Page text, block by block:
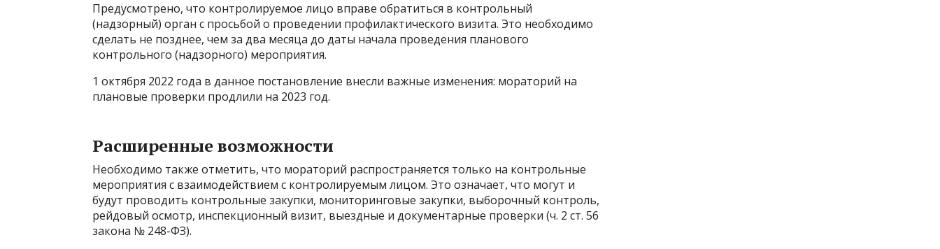
Предусмотрено, что контролируемое лицо вправе обратиться в контрольный
(надзорный) орган с просьбой о проведении профилактического визита. Это необходимо
сделать не позднее, чем за два месяца до даты начала проведения планового
контрольного (надзорного) мероприятия.
1 октября 2022 года в данное постановление внесли важные изменения: мораторий на
плановые проверки продлили на 2023 год.
Расширенные возможности
Необходимо также отметить, что мораторий распространяется только на контрольные
мероприятия с взаимодействием с контролируемым лицом. Это означает, что могут и
будут проводить контрольные закупки, мониторинговые закупки, выборочный контроль,
рейдовый осмотр, инспекционный визит, выездные и документарные проверки (ч. 2 ст. 56
закона № 248-ФЗ).